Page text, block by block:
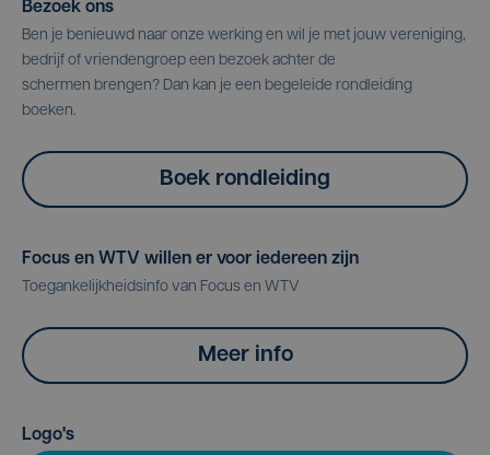
Bezoek ons
Ben je benieuwd naar onze werking en wil je met jouw vereniging,
bedrijf of vriendengroep een bezoek achter de
schermen brengen? Dan kan je een begeleide rondleiding
boeken.
Boek rondleiding
Focus en WTV willen er voor iedereen zijn
Toegankelijkheidsinfo van Focus en WTV
Meer info
Logo's